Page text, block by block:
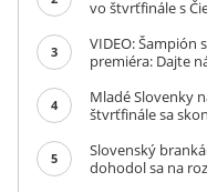
vo štvrťfinále s
3
VIDEO: Šampión
premiéra: Dajte
4
Mladé Slovenky
štvrťfinále sa
5
Slovenský
dohodol sa na